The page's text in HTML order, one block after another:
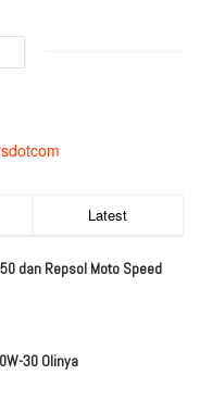
Latest
dan Repsol Moto Speed
30 Olinya